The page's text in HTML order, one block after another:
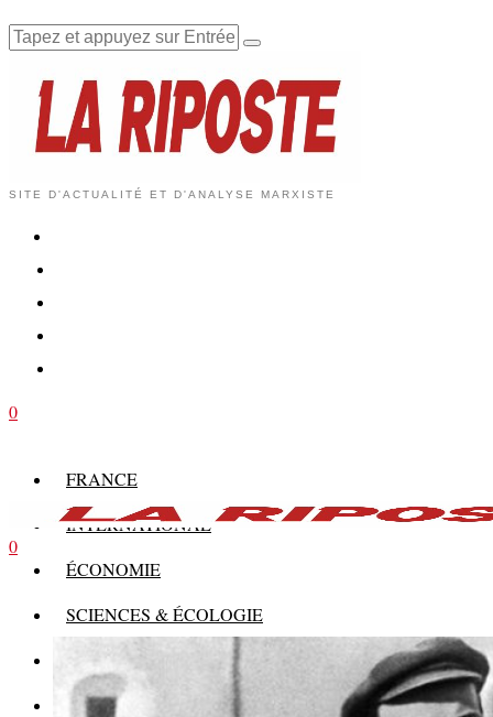
SITE D'ACTUALITÉ ET D'ANALYSE MARXISTE
0
FRANCE
INTERNATIONAL
ÉCONOMIE
SCIENCES & ÉCOLOGIE
HISTOIRE
THÉORIE
0